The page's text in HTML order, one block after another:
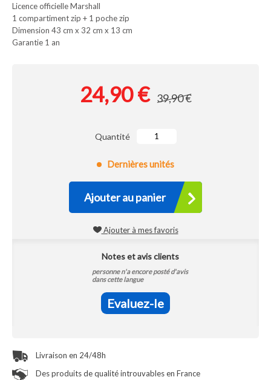
Licence officielle Marshall
1 compartiment zip + 1 poche zip
Dimension 43 cm x 32 cm x 13 cm
Garantie 1 an
24,90 € 39,90 €
Quantité
Dernières unités
Ajouter au panier
Ajouter à mes favoris
Notes et avis clients
personne n'a encore posté d'avis
dans cette langue
Evaluez-le
Livraison en 24/48h
Des produits de qualité introuvables en France